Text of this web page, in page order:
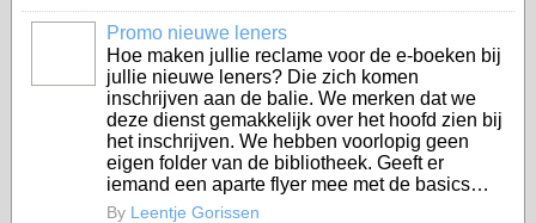
Promo nieuwe leners
Hoe maken jullie reclame voor de e-boeken bij
jullie nieuwe leners? Die zich komen
inschrijven aan de balie. We merken dat we
deze dienst gemakkelijk over het hoofd zien bij
het inschrijven. We hebben voorlopig geen
eigen folder van de bibliotheek. Geeft er
iemand een aparte flyer mee met de basics…
By Leentje Gorissen